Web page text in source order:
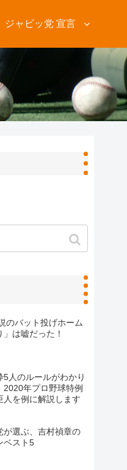
ジャビッ党 宣言
のバット投げホーム
」は嘘だった！
5人のルールがわかり
2020年プロ野球特例
人を例に解説します
が選ぶ、吉村禎章の
ベスト5